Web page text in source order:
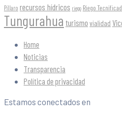
Píllaro recursos hídricos riego Riego
Tungurahua turismo vialidad
Home
Noticias
Transparencia
Política de privacidad
Estamos conectados en